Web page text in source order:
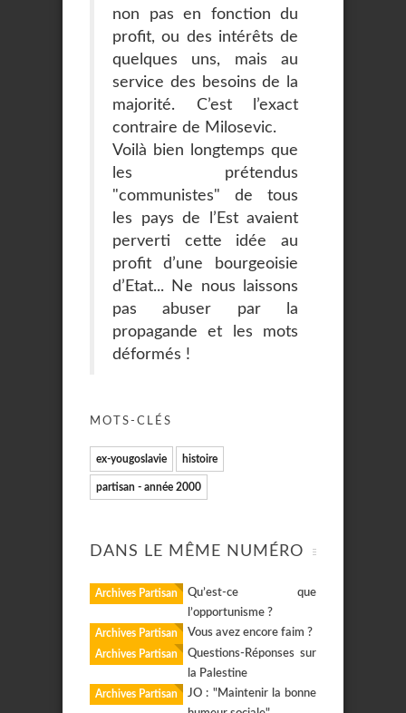
non pas en fonction du
profit, ou des intérêts de
quelques uns, mais au
service des besoins de la
majorité. C’est l’exact
contraire de Milosevic.
Voilà bien longtemps que
les prétendus
"communistes" de tous
les pays de l’Est avaient
perverti cette idée au
profit d’une bourgeoisie
d’Etat... Ne nous laissons
pas abuser par la
propagande et les mots
déformés !
MOTS-CLÉS
ex-yougoslavie histoire
partisan - année 2000
DANS LE MÊME NUMÉRO
Archives Partisan
Qu’est-ce que
l’opportunisme ?
Archives Partisan Vous avez encore faim ?
Archives Partisan
Questions-Réponses sur
la Palestine
Archives Partisan
JO : "Maintenir la bonne